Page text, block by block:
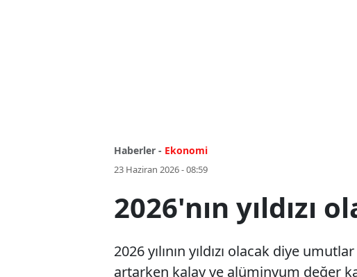
Haberler - Ekonomi
23 Haziran 2026 - 08:59
2026'nın yıldızı
2026 yılının yıldızı olacak diye
artarken kalay ve alüminyum değer